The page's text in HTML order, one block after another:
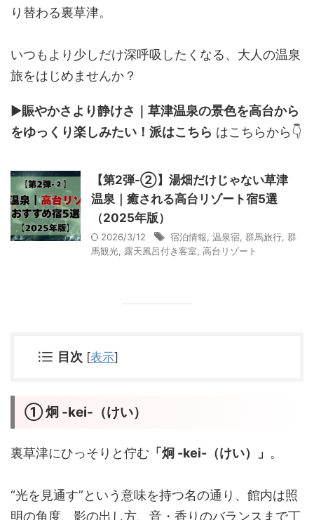
り替わる裏草津。
いつもより少しだけ深呼吸したくなる、大人の温泉
旅をはじめませんか？
▶賑やかさより静けさ｜草津温泉の景色を高台から
をゆっくり楽しみたい！派はこちら はこちらから👇
【第2弾-②】湯畑だけじゃない草津
温泉｜癒される高台リゾート宿5選
（2025年版）
2026/3/12 宿泊情報, 温泉宿, 群馬旅行, 群
馬観光, 露天風呂付き客室, 高台リゾート
目次 [表示]
① 炯 -kei-（けい）
裏草津にひっそりと佇む 「炯 -kei-（けい）」 。
“光を見通す”という意味を持つ名の通り、館内は照
明の角度、影の出し方、音・香りのバランスまで丁